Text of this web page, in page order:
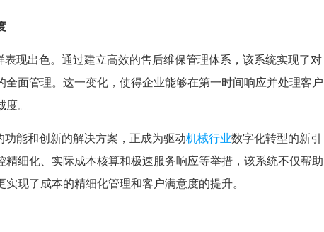
表现出色。通过建立高效的售后维保管理体系，该系统实现了对
全面管理。这一变化，使得企业能够在第一时间响应并处理客户
。
能和创新的解决方案，正成为驱动机械行业数字化转型的新引
细化、实际成本核算和极速服务响应等举措，该系统不仅帮助
现了成本的精细化管理和客户满意度的提升。